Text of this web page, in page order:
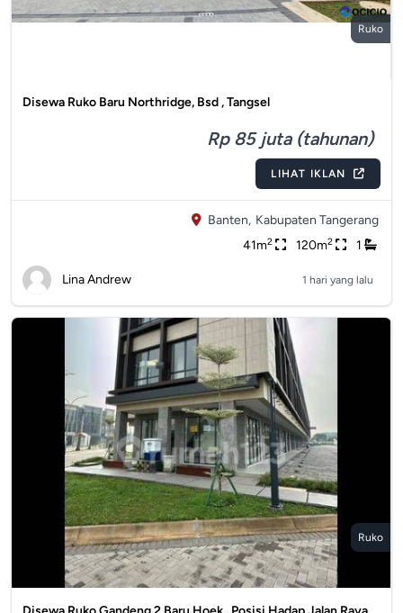
Ruko
Disewa Ruko Baru Northridge, Bsd , Tangsel
Rp 85 juta (tahunan)
LIHAT IKLAN
Banten, Kabupaten Tangerang
41m2 120m2 1
Lina Andrew 1 hari yang lalu
Ruko